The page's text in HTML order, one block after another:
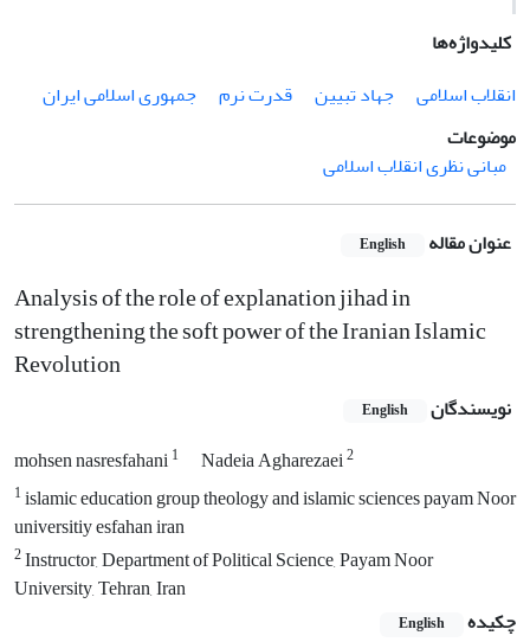
کلیدواژه‌ها
انقلاب اسلامی
جهاد تبیین قدرت نرم
جمهوری اسلامی ایران
موضوعات
مبانی نظری انقلاب اسلامی
عنوان مقاله English
Analysis of the role of explanation jihad in
strengthening the soft power of the Iranian Islamic
Revolution
نویسندگان English
mohsen nasresfahani1 Nadeia Agharezaei2
1islamic education group theology and islamic sciences payam Noor
universitiy esfahan iran
2Instructor, Department of Political Science, Payam Noor
University, Tehran, Iran
چکیده
English